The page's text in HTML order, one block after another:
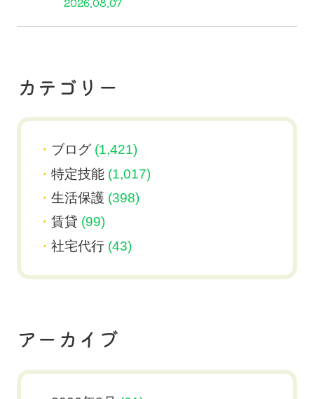
カテゴリー
ブログ(1,421)
特定技能(1,017)
生活保護 (398)
賃貸 (99)
社宅代行(43)
アーカイブ